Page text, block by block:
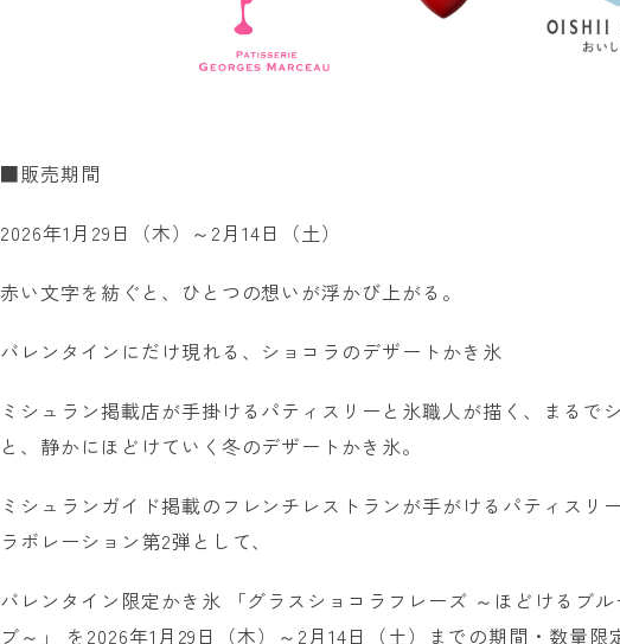
■販売期間
2026年1月29日（木）～2月14日（土）
赤い文字を紡ぐと、ひとつの想いが浮かび上がる。
バレンタインにだけ現れる、ショコラのデザートかき氷
ミシュラン掲載店が手掛けるパティスリーと氷職人が描く、まるで
と、静かにほどけていく冬のデザートかき氷。
ミシュランガイド掲載のフレンチレストランが手がけるパティスリ
ラボレーション第2弾として、
バレンタイン限定かき氷 「グラスショコラフレーズ ～ほどけるブ
ブ～」 を2026年1月29日（木）～2月14日（土）までの期間・数量限